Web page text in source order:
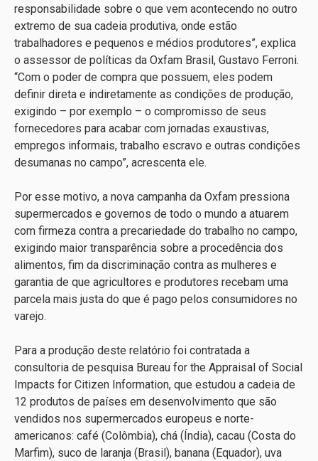
responsabilidade sobre o que vem acontecendo no outro
extremo de sua cadeia produtiva, onde estão
trabalhadores e pequenos e médios produtores”, explica
o assessor de políticas da Oxfam Brasil, Gustavo Ferroni.
“Com o poder de compra que possuem, eles podem
definir direta e indiretamente as condições de produção,
exigindo – por exemplo – o compromisso de seus
fornecedores para acabar com jornadas exaustivas,
empregos informais, trabalho escravo e outras condições
desumanas no campo”, acrescenta ele.
Por esse motivo, a nova campanha da Oxfam pressiona
supermercados e governos de todo o mundo a atuarem
com firmeza contra a precariedade do trabalho no campo,
exigindo maior transparência sobre a procedência dos
alimentos, fim da discriminação contra as mulheres e
garantia de que agricultores e produtores recebam uma
parcela mais justa do que é pago pelos consumidores no
varejo.
Para a produção deste relatório foi contratada a
consultoria de pesquisa Bureau for the Appraisal of Social
Impacts for Citizen Information, que estudou a cadeia de
12 produtos de países em desenvolvimento que são
vendidos nos supermercados europeus e norte-
americanos: café (Colômbia), chá (Índia), cacau (Costa do
Marfim), suco de laranja (Brasil), banana (Equador), uva